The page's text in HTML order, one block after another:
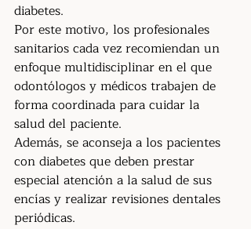
diabetes.
Por este motivo, los profesionales
sanitarios cada vez recomiendan un
enfoque multidisciplinar en el que
odontólogos y médicos trabajen de
forma coordinada para cuidar la
salud del paciente.
Además, se aconseja a los pacientes
con diabetes que deben prestar
especial atención a la salud de sus
encías y realizar revisiones dentales
periódicas.